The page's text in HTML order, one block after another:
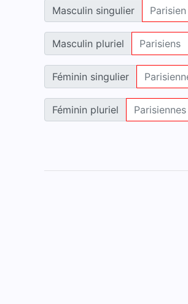
Masculin singulier
Masculin pluriel
Féminin singulier
Féminin pluriel